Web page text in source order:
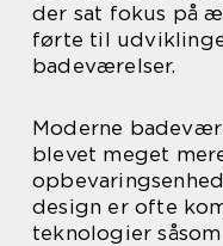
der sat fokus på
førte til
badeværelser.
Moderne
blevet meget
design er ofte
teknologier